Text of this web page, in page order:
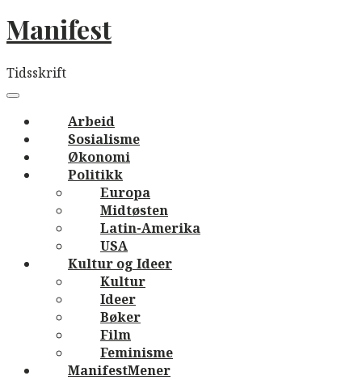
Manifest
Tidsskrift
navigation
Menu
Arbeid
Sosialisme
Økonomi
Politikk
Europa
Midtøsten
Latin-Amerika
USA
Kultur og Ideer
Kultur
Ideer
Bøker
Film
Feminisme
ManifestMener